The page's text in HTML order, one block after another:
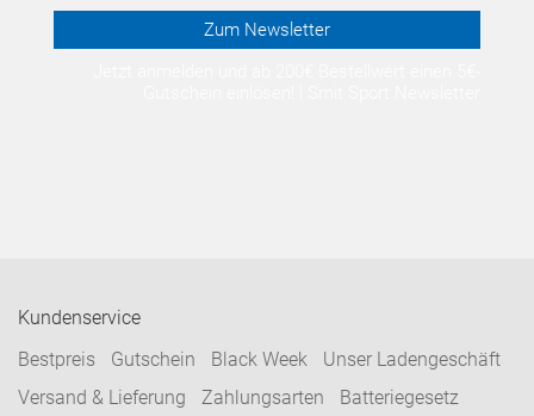
Zum Newsletter
Kundenservice
Bestpreis
Gutschein Black Week
Unser Ladengeschäft
Versand & Lieferung
Zahlungsarten
Batteriegesetz